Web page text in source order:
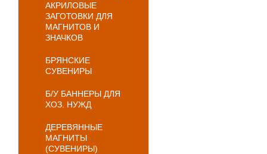
АКРИЛОВЫЕ
ЗАГОТОВКИ ДЛЯ
МАГНИТОВ И
ЗНАЧКОВ
БРЯНСКИЕ
СУВЕНИРЫ
Б/У БАННЕРЫ ДЛЯ
ХОЗ. НУЖД
ДЕРЕВЯННЫЕ
МАГНИТЫ
(СУВЕНИРЫ)